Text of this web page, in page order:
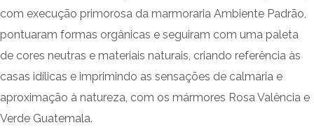
com execução primorosa da marmoraria Ambiente Padrão,
pontuaram formas orgânicas e seguiram com uma paleta
de cores neutras e materiais naturais, criando referência às
casas idílicas e imprimindo as sensações de calmaria e
aproximação à natureza, com os mármores Rosa Valência e
Verde Guatemala.